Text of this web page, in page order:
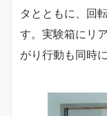
タとともに、回
す。実験箱にリ
がり行動も同時